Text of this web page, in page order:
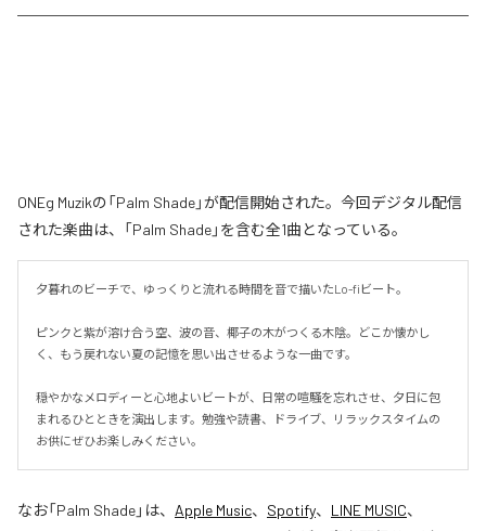
ONEg Muzikの「Palm Shade」が配信開始された。今回デジタル配信
された楽曲は、「Palm Shade」を含む全1曲となっている。
夕暮れのビーチで、ゆっくりと流れる時間を音で描いたLo-fiビート。
ピンクと紫が溶け合う空、波の音、椰子の木がつくる木陰。どこか懐かし
く、もう戻れない夏の記憶を思い出させるような一曲です。
穏やかなメロディーと心地よいビートが、日常の喧騒を忘れさせ、夕日に包
まれるひとときを演出します。勉強や読書、ドライブ、リラックスタイムの
お供にぜひお楽しみください。
なお「Palm Shade」は、 Apple Music、 Spotify、 LINE MUSIC、